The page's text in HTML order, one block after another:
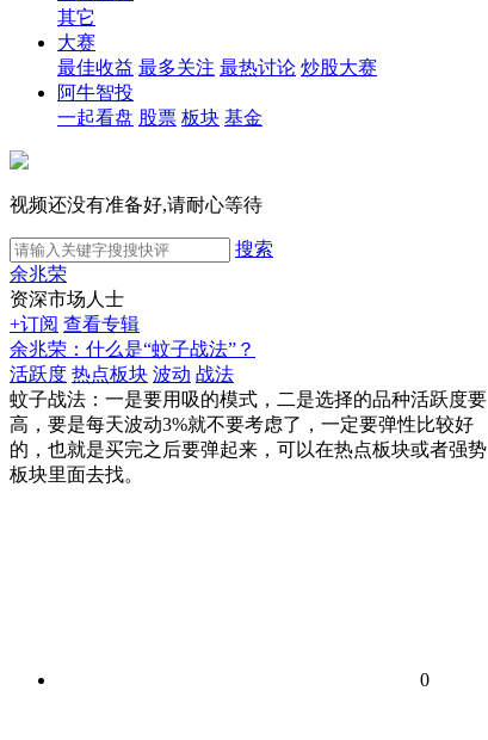
其它
大赛
最佳收益 最多关注 最热讨论 炒股大赛
阿牛智投
一起看盘 股票 板块 基金
视频还没有准备好,请耐心等待
搜索
余兆荣
资深市场人士
+订阅 查看专辑
余兆荣：什么是“蚊子战法”？
活跃度 热点板块 波动 战法
蚊子战法：一是要用吸的模式，二是选择的品种活跃度要
高，要是每天波动3%就不要考虑了，一定要弹性比较好
的，也就是买完之后要弹起来，可以在热点板块或者强势
板块里面去找。
0